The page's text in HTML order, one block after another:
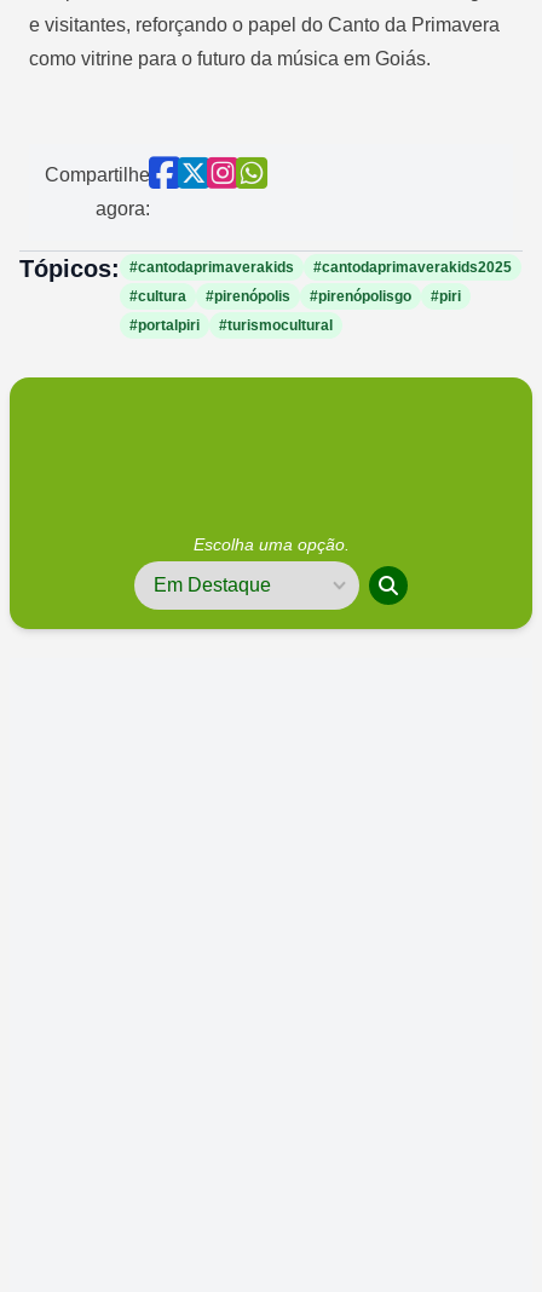
e visitantes, reforçando o papel do Canto da Primavera
como vitrine para o futuro da música em Goiás.
Compartilhe
agora:
Tópicos: #cantodaprimaverakids
#cantodaprimaverakids2025
#cultura
#pirenópolis #pirenópolisgo
#piri
#portalpiri
#turismocultural
Escolha uma opção.